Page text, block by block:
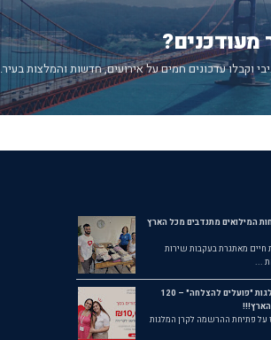
וקבלו עדכונים חמים על אירועים, חדשות והמלצות בעיר.
המילואים מתנדבים מכל הארץ
מאתגרת בעקבות שירות
...
בנק הפועלים פותח את ההרשמה לקרן המלגות "פועלים להצלחה" – 120
על פתיחת ההרשמה לקרן המלגות